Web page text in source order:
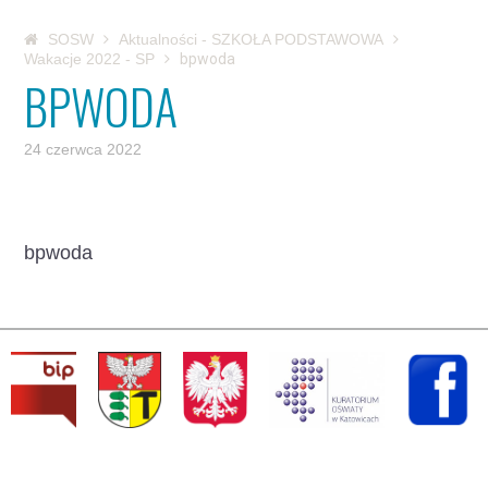
SOSW
Aktualności - SZKOŁA PODSTAWOWA
Wakacje 2022 - SP
bpwoda
BPWODA
24 czerwca 2022
bpwoda